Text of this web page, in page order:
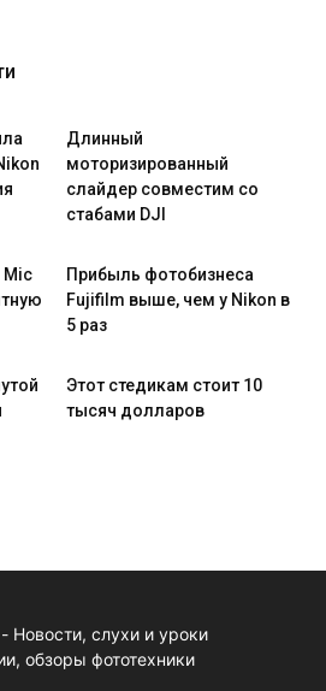
Длинный
моторизированный
слайдер совместим со
стабами DJI
Прибыль фотобизнеса
Fujifilm выше, чем у Nikon в
5 раз
Этот стедикам стоит 10
тысяч долларов